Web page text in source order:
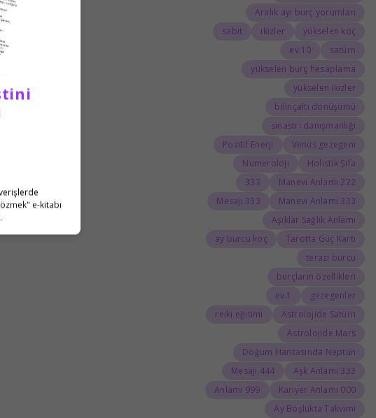
e-kitabı
Aralık ayı burç yorumları
yükselen koç
ikizler
sabit
satürn
10.ev
yükselen burç hesaplama
yükselen ikizler
bilinçaltı dönüşümü
sinastri danışmanlığı
Venüs gezegeni
Pozitif Enerji
Holistik Şifa
Numeroloji
222 Manevi Anlamı
333
333 Manevi Anlamı
333 Mesajı
Aşıklar Sağlık Anlamı
Tarotta Güç Kartı
ay burcu koç
terazi burcu
burçların özellikleri
gezegenler
1.ev
Astrolojide Satürn
reiki eğitimi
Astrolojide Mars
Doğum Haritasında Neptün
333 Aşk Anlamı
444 Mesajı
000 Kariyer Anlamı
999 Anlamı
Ay Boşlukta Takvimi